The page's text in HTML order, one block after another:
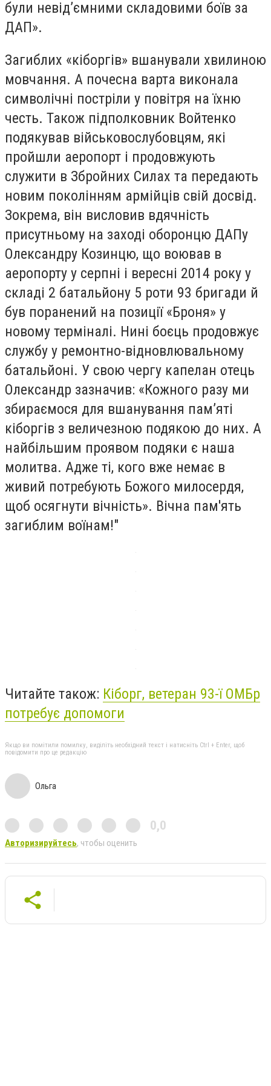
були невід’ємними складовими боїв за
ДАП».
Загиблих «кіборгів» вшанували хвилиною
мовчання. А почесна варта виконала
символічні постріли у повітря на їхню
честь. Також підполковник Войтенко
подякував військовослубовцям, які
пройшли аеропорт і продовжують
служити в Збройних Силах та передають
новим поколінням армійців свій досвід.
Зокрема, він висловив вдячність
присутньому на заході оборонцю ДАПу
Олександру Козинцю, що воював в
аеропорту у серпні і вересні 2014 року у
складі 2 батальйону 5 роти 93 бригади й
був поранений на позиції «Броня» у
новому терміналі. Нині боєць продовжує
службу у ремонтно-відновлювальному
батальйоні. У свою чергу капелан отець
Олександр зазначив: «Кожного разу ми
збираємося для вшанування пам’яті
кіборгів з величезною подякою до них. А
найбільшим проявом подяки є наша
молитва. Адже ті, кого вже немає в
живий потребують Божого милосердя,
щоб осягнути вічність». Вічна пам'ять
загиблим воїнам!"
Читайте також: Кіборг, ветеран 93-ї ОМБр
потребує допомоги
Якщо ви помітили помилку, виділіть необхідний текст і натисніть Ctrl + Enter, щоб
повідомити про це редакцію
Ольга
0,0
Авторизируйтесь, чтобы оценить